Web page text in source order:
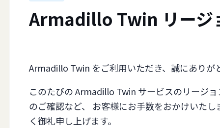
Armadillo Twin リージ
Armadillo Twin をご利用いただき、誠にありが
このたびの Armadillo Twin サービスのリージ
のご確認など、 お客様にお手数をおかけいた
く御礼申し上げます。